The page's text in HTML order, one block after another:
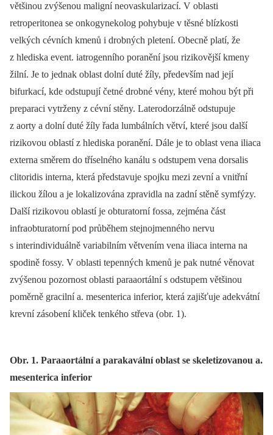
většinou zvýšenou maligní neovaskularizací. V oblasti
retroperitonea se onkogynekolog pohybuje v těsné blízkosti
velkých cévních kmenů i drobných pletení. Obecně platí, že
z hlediska event. iatrogenního poranění jsou rizikovější kmeny
žilní. Je to jednak oblast dolní duté žíly, především nad její
bifurkací, kde odstupují četné drobné vény, které mohou být při
preparaci vytrženy z cévní stěny. Laterodorzálně odstupuje
z aorty a dolní duté žíly řada lumbálních větví, které jsou další
rizikovou oblastí z hlediska poranění. Dále je to oblast vena iliaca
externa směrem do tříselného kanálu s odstupem vena dorsalis
clitoridis interna, která představuje spojku mezi zevní a vnitřní
ilickou žílou a je lokalizována zpravidla na zadní stěně symfýzy.
Další rizikovou oblastí je obturatorní fossa, zejména část
infraobturatorní pod průběhem stejnojmenného nervu
s interindividuálně variabilním větvením vena iliaca interna na
spodině fossy. V oblasti tepenných kmenů je pak nutné věnovat
zvýšenou pozornost oblasti paraaortální s odstupem většinou
poměrně gracilní a. mesenterica inferior, která zajišťuje adekvátní
krevní zásobení kliček tenkého střeva (obr. 1).
Obr. 1. Paraaortální a parakavální oblast se skeletizovanou a.
mesenterica inferior